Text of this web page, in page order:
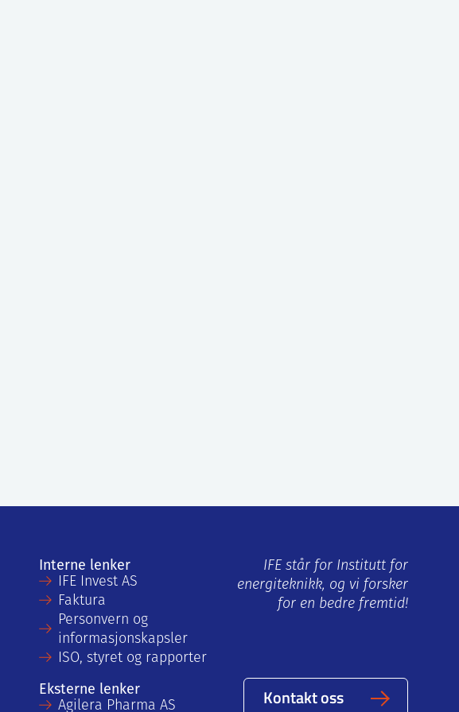
Interne lenker
IFE Invest AS
Faktura
Personvern og
informasjonskapsler
ISO, styret og rapporter
Eksterne lenker
Agilera Pharma AS
IFE står for Institutt for
energiteknikk, og vi forsker
for en bedre fremtid!
Kontakt oss